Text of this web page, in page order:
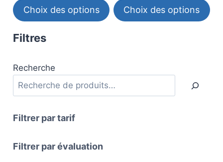
produit
produit
à
14,00€
Choix des options
produit
plusieurs
variations.
Les
peuvent
choisies
3,00€
Choix des options
Les
Filtres
Recherche
Filtrer par tarif
Filtrer par évaluation